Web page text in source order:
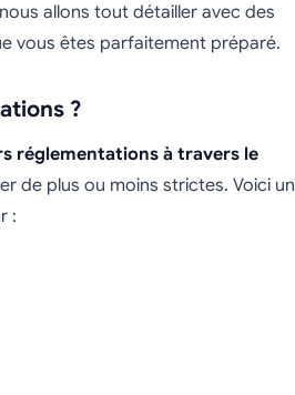
allons tout détailler avec des
vous êtes parfaitement préparé.
?
réglementations à travers le
de plus ou moins strictes. Voici un
: